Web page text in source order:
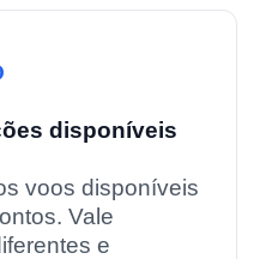
disponíveis
voos disponíveis
Vale
e